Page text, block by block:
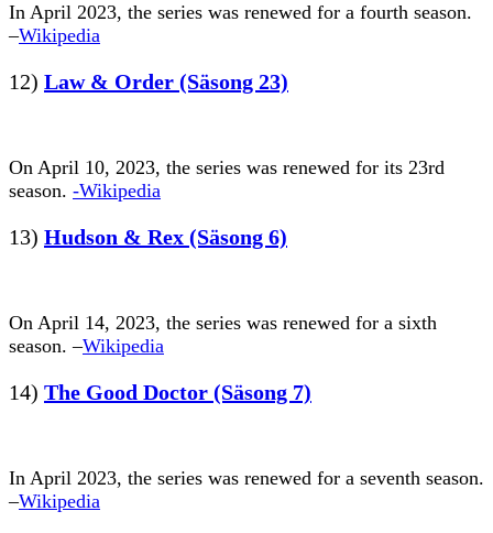
In April 2023, the series was renewed for a fourth season.
–Wikipedia
12) Law & Order (Säsong 23)
On April 10, 2023, the series was renewed for its 23rd
season. -Wikipedia
13) Hudson & Rex (Säsong 6)
On April 14, 2023, the series was renewed for a sixth
season. –Wikipedia
14) The Good Doctor (Säsong 7)
In April 2023, the series was renewed for a seventh season.
–Wikipedia